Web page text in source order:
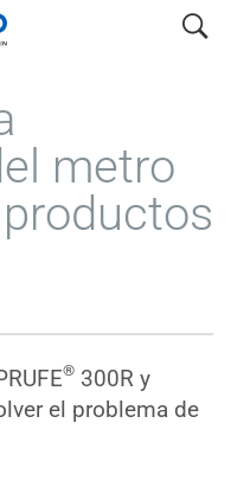
search
metro
® 300R y
el problema de